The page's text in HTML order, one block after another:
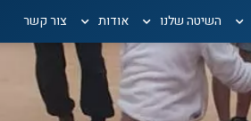
השיטה שלנו אודות צור קשר